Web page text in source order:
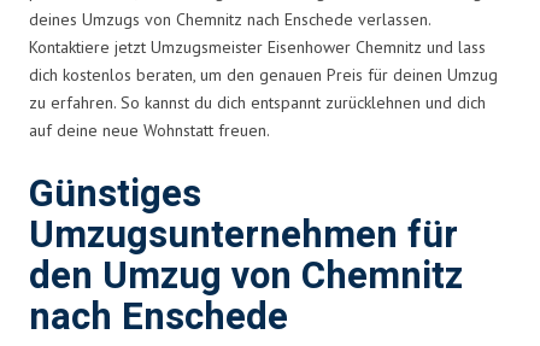
deines Umzugs von Chemnitz nach Enschede verlassen.
Kontaktiere jetzt Umzugsmeister Eisenhower Chemnitz und lass
dich kostenlos beraten, um den genauen Preis für deinen Umzug
zu erfahren. So kannst du dich entspannt zurücklehnen und dich
auf deine neue Wohnstatt freuen.
Günstiges
Umzugsunternehmen für
den Umzug von Chemnitz
nach Enschede